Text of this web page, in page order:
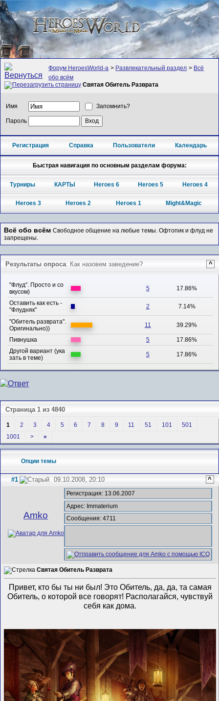
Форум HeroesWorld-а > Развлекательный раздел > Всё
обо всём
Святая Обитель Разврата
Имя Запомнить?
Пароль
Регистрация Справка Пользователи Календарь
Быстрая навигация по основным разделам форума:
Турниры КАРТЫ Heroes 6 Heroes 5 Heroes 4
Heroes 3 Heroes 2 Heroes 1 Might&Magic
Всё обо всём Свободное общение на любые темы. Офтопик и флуд не
запрещены.
Результаты опроса: Как назовем заведение? ^
"Флуд". Просто и со
вкусом)
5 17.86%
Оставить как есть -
"Флудняк"
2 7.14%
"Обитель разврата".
Оригинально))
11 39.29%
Пивнушка 5
17.86%
Другой вариант (ука
зать в теме)
5 17.86%
Страница 1 из 4840
1 2 3 4 5 6 7 8 9 11 51 101
501
1001
> »
Опции темы
#1 09.10.2008, 20:10 ^
Amko
Регистрация: 13.06.2007
Адрес: Immaterium
Сообщения: 4711
Святая Обитель Разврата
Привет, кто бы ты ни был! Это Обитель, да, да, та самая
Обитель, о которой все говорят! Располагайся, чувствуй
себя как дома.